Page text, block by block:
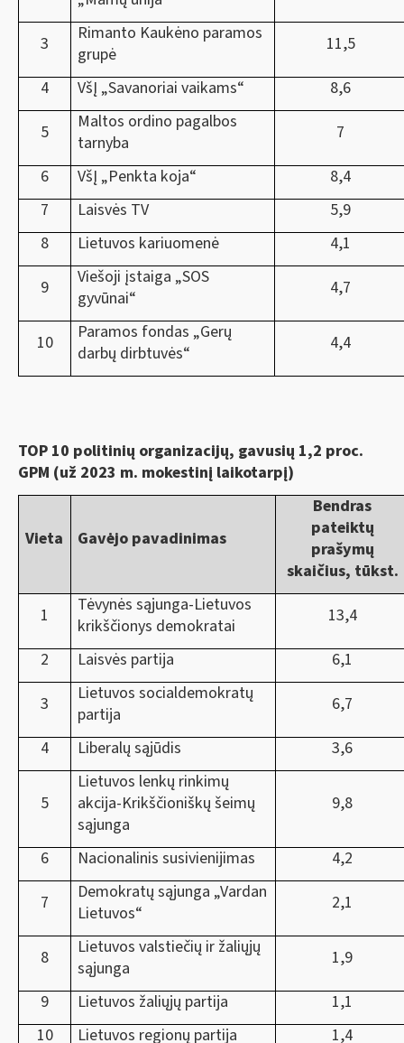
3
Rimanto Kaukėno paramos
grupė
11,5
4
VšĮ „Savanoriai vaikams“
8,6
5
Maltos ordino pagalbos
tarnyba
7
6
VšĮ „Penkta koja“
8,4
7
Laisvės TV
5,9
8
Lietuvos kariuomenė
4,1
9
Viešoji įstaiga „SOS
gyvūnai“
4,7
10
Paramos fondas „Gerų
darbų dirbtuvės“
4,4
TOP 10 politinių organizacijų, gavusių 1,2 proc.
GPM (už 2023 m. mokestinį laikotarpį)
Vieta Gavėjo pavadinimas
Bendras
pateiktų
prašymų
skaičius, tūkst.
1
Tėvynės sąjunga-Lietuvos
krikščionys demokratai
13,4
2
Laisvės partija
6,1
3
Lietuvos socialdemokratų
partija
6,7
4
Liberalų sąjūdis 3,6
5
Lietuvos lenkų rinkimų
akcija-Krikščioniškų šeimų
sąjunga
9,8
6 Nacionalinis susivienijimas
4,2
7
Demokratų sąjunga „Vardan
Lietuvos“
2,1
8
Lietuvos valstiečių ir žaliųjų
sąjunga
1,9
9
Lietuvos žaliųjų partija
1,1
10
Lietuvos regionų partija 1,4